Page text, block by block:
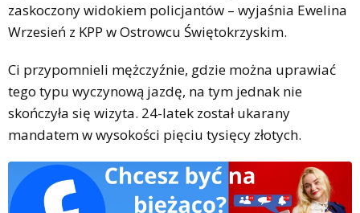
zaskoczony widokiem policjantów – wyjaśnia Ewelina
Wrzesień z KPP w Ostrowcu Świętokrzyskim.
Ci przypomnieli mężczyźnie, gdzie można uprawiać
tego typu wyczynową jazdę, na tym jednak nie
skończyła się wizyta. 24-latek został ukarany
mandatem w wysokości pięciu tysięcy złotych.